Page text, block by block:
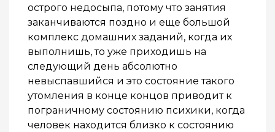
острого недосыпа, потому что занятия
заканчиваются поздно и еще большой
комплекс домашних заданий, когда их
выполнишь, то уже приходишь на
следующий день абсолютно
невыспавшийся и это состояние такого
утомления в конце концов приводит к
пограничному состоянию психики, когда
человек находится близко к состоянию